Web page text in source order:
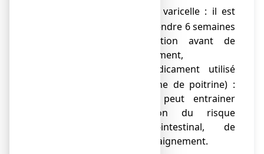
vaccin contre la varicelle : il est
recommandé d’attendre 6 semaines
après la vaccination avant de
prendre ce médicament,
nicorandil (médicament utilisé
pour traiter l’angine de poitrine) :
cette association peut entrainer
une augmentation du risque
d’ulcère gastro-intestinal, de
perforation et de saignement.